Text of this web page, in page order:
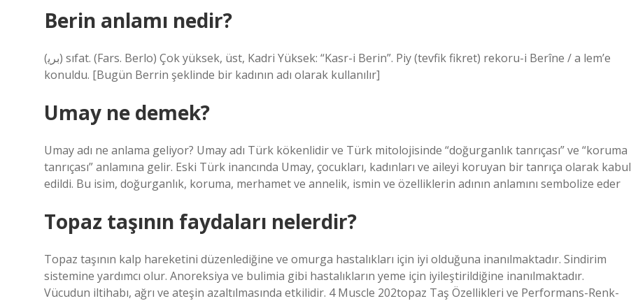
Berin anlamı nedir?
(ﺑﺮﻳ) sıfat. (Fars. Berlo) Çok yüksek, üst, Kadri Yüksek: “Kasr-i Berin”. Piy (tevfik fikret) rekoru-i Berîne / a lem’e
konuldu. [Bugün Berrin şeklinde bir kadının adı olarak kullanılır]
Umay ne demek?
Umay adı ne anlama geliyor? Umay adı Türk kökenlidir ve Türk mitolojisinde “doğurganlık tanrıçası” ve “koruma
tanrıçası” anlamına gelir. Eski Türk inancında Umay, çocukları, kadınları ve aileyi koruyan bir tanrıça olarak kabul
edildi. Bu isim, doğurganlık, koruma, merhamet ve annelik, ismin ve özelliklerin adının anlamını sembolize eder
Topaz taşının faydaları nelerdir?
Topaz taşının kalp hareketini düzenlediğine ve omurga hastalıkları için iyi olduğuna inanılmaktadır. Sindirim
sistemine yardımcı olur. Anoreksiya ve bulimia gibi hastalıkların yeme için iyileştirildiğine inanılmaktadır.
Vücudun iltihabı, ağrı ve ateşin azaltılmasında etkilidir. 4 Muscle 202topaz Taş Özellikleri ve Performans-Renk-